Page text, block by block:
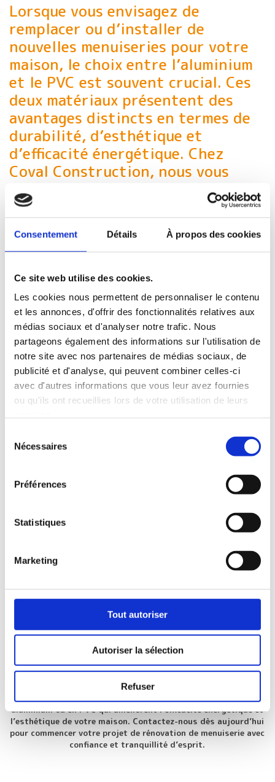
Consentement Détails À propos des cookies
Ce site web utilise des cookies.
Les cookies nous permettent de personnaliser le contenu
et les annonces, d'offrir des fonctionnalités relatives aux
médias sociaux et d'analyser notre trafic. Nous
partageons également des informations sur l'utilisation de
notre site avec nos partenaires de médias sociaux, de
publicité et d'analyse, qui peuvent combiner celles-ci
avec d'autres informations que vous leur avez fournies
ou qu'ils ont recueillies lors de votre utilisation de leurs
Nécessaires
Préférences
Statistiques
Marketing
Tout autoriser
Autoriser la sélection
Refuser
Lorsque vous envisagez de
remplacer ou d’installer de
nouvelles menuiseries pour votre
maison, le choix entre l’aluminium
et le PVC est souvent crucial. Ces
deux matériaux présentent des
avantages distincts en termes de
durabilité, d’esthétique et
d’efficacité énergétique. Chez
Coval Construction, nous vous
aidons à comprendre les
différences afin de faire le meilleur
choix pour vos besoins spécifiques.
AVANTAGES DE LA MENUISERIE
EN ALUMINIUM :
: L’aluminium est extrêmement solide et
résistant aux intempéries.
Esthétique moderne: Offre une finition élégante et
contemporaine.
Entretien facile
: Ne nécessite qu’un nettoyage occasionnel
pour rester en bon état.
AVANTAGES DE LA MENUISERIE
EN PVC :
Isolation thermique
: Excellente performance en termes
d’isolation thermique, aidant à réduire les pertes de chaleur.
Résistance à l’humidité
: Idéal pour les environnements
FACTEURS À CONSIDÉRER :
harmonieusement au style de votre maison.
: Déterminez combien vous pouvez investir dans vos
nouvelles menuiseries.
Conditions climatiques locales: Considérez les exigences
spécifiques de votre région en matière de climat.
En collaborant avec Coval Construction, vous bénéficiez de
conseils d’experts pour choisir et installer des menuiseries en
aluminium ou en PVC qui améliorent l’efficacité énergétique et
l’esthétique de votre maison. Contactez-nous dès aujourd’hui
pour commencer votre projet de rénovation de menuiserie avec
confiance et tranquillité d’esprit.